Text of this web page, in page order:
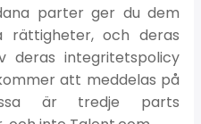
parter ger du dem
rättigheter, och deras
deras integritetspolicy
att meddelas på
är tredje parts